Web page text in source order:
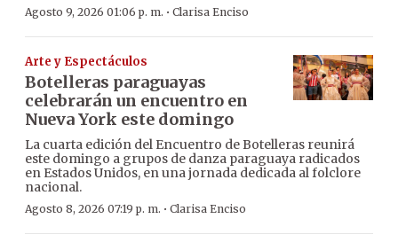
Agosto 9, 2026 01:06 p. m. · Clarisa Enciso
Arte y Espectáculos
Botelleras paraguayas
celebrarán un encuentro en
Nueva York este domingo
La cuarta edición del Encuentro de Botelleras reunirá
este domingo a grupos de danza paraguaya radicados
en Estados Unidos, en una jornada dedicada al folclore
nacional.
Agosto 8, 2026 07:19 p. m. · Clarisa Enciso